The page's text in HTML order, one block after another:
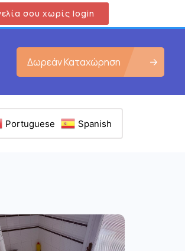
σου χωρίς login
Δωρεάν Καταχώρηση
Portuguese Spanish